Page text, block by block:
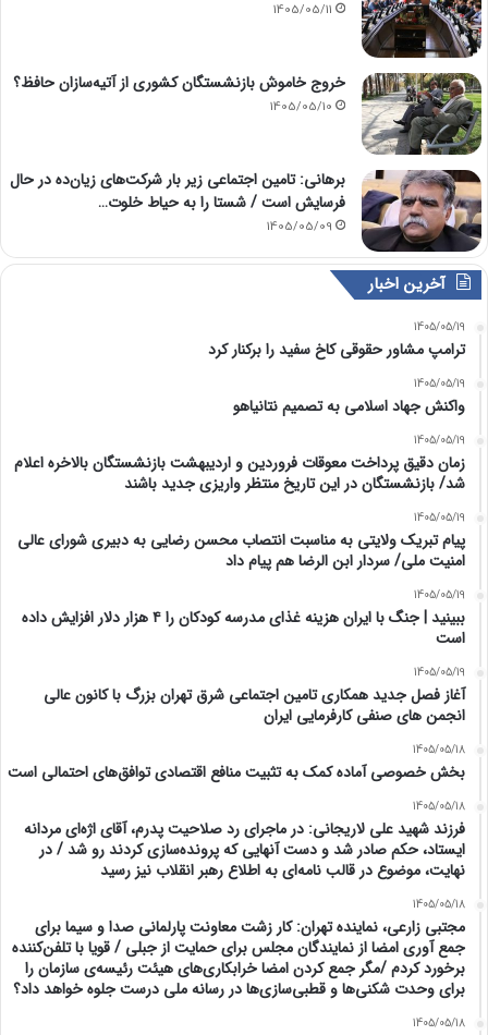
1405/05/11
خروج خاموش بازنشستگان کشوری از آتیه‌سازان حافظ؟
1405/05/10
برهانی: تامین اجتماعی زیر بار شرکت‌های زیان‌ده در حال
فرسایش است / شستا را به حیاط خلوت…
1405/05/09
آخرین اخبار
1405/05/19
ترامپ مشاور حقوقی کاخ سفید را برکنار کرد
1405/05/19
واکنش جهاد اسلامی به تصمیم نتانیاهو
1405/05/19
زمان دقیق پرداخت معوقات فروردین و اردیبهشت بازنشستگان بالاخره اعلام
شد/ بازنشستگان در این تاریخ منتظر واریزی جدید باشند
1405/05/19
پیام تبریک ولایتی به مناسبت انتصاب محسن رضایی به دبیری شورای عالی
امنیت ملی/ سردار ابن الرضا هم پیام داد
1405/05/19
ببینید | جنگ با ایران هزینه غذای مدرسه کودکان را ۴ هزار دلار افزایش داده
است
1405/05/19
آغاز فصل جدید همکاری تامین اجتماعی شرق تهران بزرگ با کانون عالی
انجمن های صنفی کارفرمایی ایران
1405/05/18
بخش خصوصی آماده کمک به تثبیت منافع اقتصادی توافق‌های احتمالی است
1405/05/18
فرزند شهید علی لاریجانی: در ماجرای رد صلاحیت پدرم، آقای اژه‌ای مردانه
ایستاد، حکم صادر شد و دست آنهایی که پرونده‌سازی کردند رو شد / در
نهایت، موضوع در قالب نامه‌ای به اطلاع رهبر انقلاب نیز رسید
1405/05/18
مجتبی زارعی، نماینده تهران: کار زشت معاونت پارلمانی صدا و سیما برای
جمع آوری امضا از نمایندگان مجلس برای حمایت از جبلی / قویا با تلفن‌کننده
برخورد کردم /مگر جمع کردن امضا خرابکاری‌های هیئت رئیسه‌ی سازمان را
برای وحدت شکنی‌ها و قطبی‌سازی‌ها در رسانه ملی درست جلوه خواهد داد؟
1405/05/18